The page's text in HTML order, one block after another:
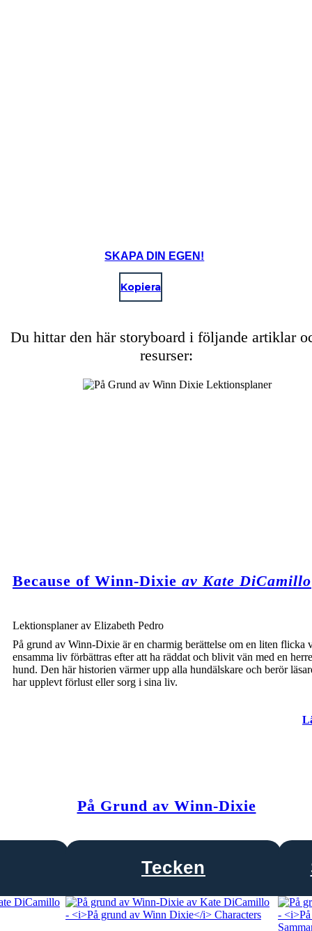
SKAPA DIN EGEN!
Kopiera
Du hittar den här storyboard i följande artiklar
resurser:
Because of Winn-Dixie av Kate DiCamillo
Lektionsplaner av Elizabeth Pedro
På grund av Winn-Dixie är en charmig berättelse om en liten flicka
ensamma liv förbättras efter att ha räddat och blivit vän med en
hund. Den här historien värmer upp alla hundälskare och berör
har upplevt förlust eller sorg i sina liv.
På Grund av Winn-Dixie
Tecken